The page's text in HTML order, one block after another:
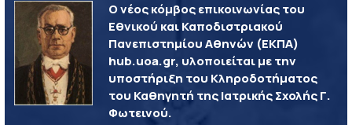
Ο νέος κόμβος επικοινωνίας του
Εθνικού και Καποδιστριακού
Πανεπιστημίου Αθηνών (ΕΚΠΑ)
hub.uoa.gr, υλοποιείται με την
υποστήριξη του Κληροδοτήματος
του Καθηγητή της Ιατρικής Σχολής Γ.
Φωτεινού.